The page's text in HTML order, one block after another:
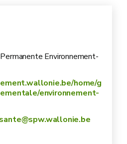
Environnement-
home/g
environnement-